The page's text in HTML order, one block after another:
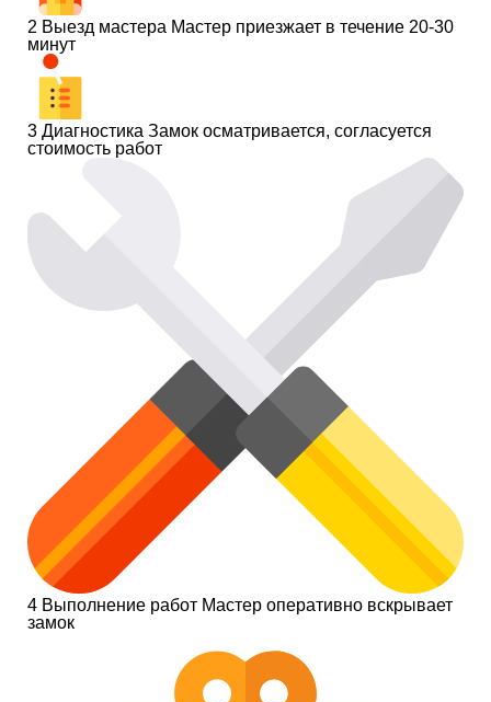
2 Выезд мастера Мастер приезжает в течение 20-30
минут
3 Диагностика Замок осматривается, согласуется
стоимость работ
4 Выполнение работ Мастер оперативно вскрывает
замок